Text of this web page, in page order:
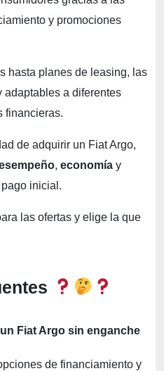
y promociones
hasta planes de leasing, las
a diferentes
financieras.
de adquirir un Fiat Argo,
, economía y
inicial.
las ofertas y elige la que
Fiat Argo sin enganche
de financiamiento y